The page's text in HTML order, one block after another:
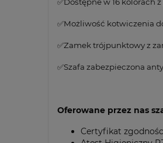
✅Możliwość kotwiczenia
✅Zamek trójpunktowy z
✅Szafa zabezpieczona
Oferowane przez nas
Certyfikat